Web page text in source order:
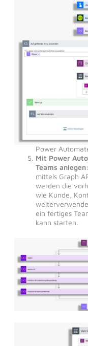
Power
Mit Power
Teams anlegen:
mittels Graph
werden die
wie Kunde,
ein fertiges
kann starten.